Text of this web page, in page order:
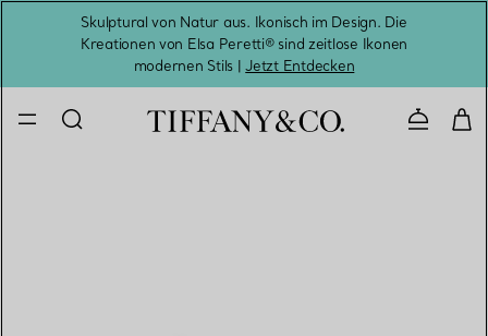
Skulptural von Natur aus. Ikonisch im Design. Die
Kreationen von Elsa Peretti® sind zeitlose Ikonen
modernen Stils |Jetzt Entdecken